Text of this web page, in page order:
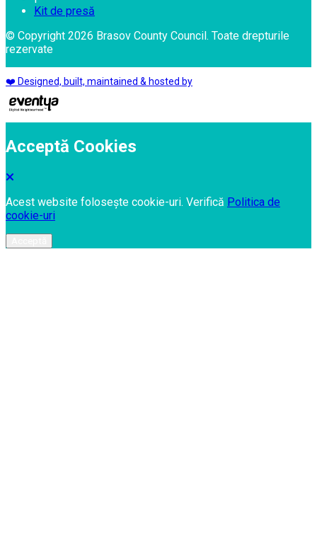
Kit de presă
© Copyright 2026 Brasov County Council. Toate drepturile
rezervate
❤️ Designed, built, maintained & hosted by
Acceptă Cookies
Acest website folosește cookie-uri. Verifică Politica de
cookie-uri